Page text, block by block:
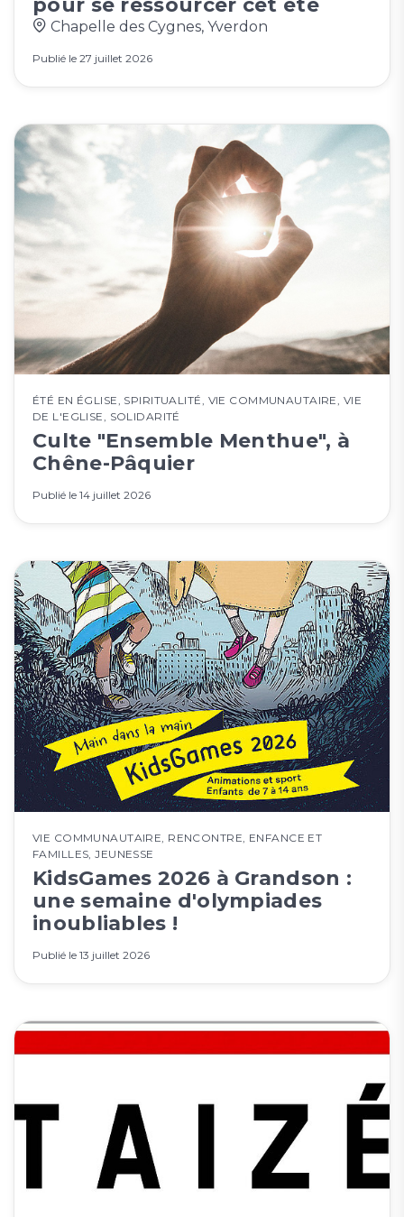
Chapelle des Cygnes, Yverdon
Publié le 27 juillet 2026
ÉTÉ EN ÉGLISE SPIRITUALITÉ VIE COMMUNAUTAIRE VIE
DE L'EGLISE
SOLIDARITÉ
Culte "Ensemble Menthue", à
Chêne-Pâquier
Publié le 14 juillet 2026
VIE COMMUNAUTAIRE RENCONTRE ENFANCE ET
FAMILLES ,JEUNESSE
KidsGames 2026 à Grandson :
une semaine d'olympiades
inoubliables !
Publié le 13 juillet 2026